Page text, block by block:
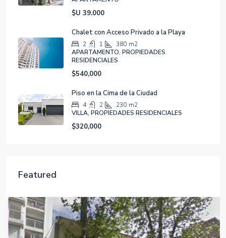
$U 39.000
Chalet con Acceso Privado a la Playa
2 1 380 m2
APARTAMENTO, PROPIEDADES
RESIDENCIALES
$540,000
Piso en la Cima de la Ciudad
4 2 230 m2
VILLA, PROPIEDADES RESIDENCIALES
$320,000
Featured